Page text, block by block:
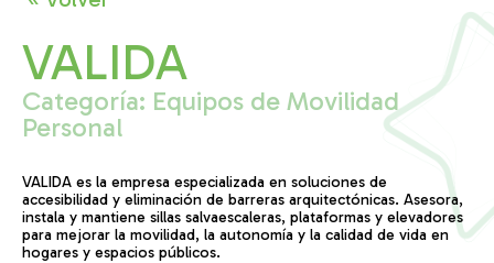
VALIDA
Categoría: Equipos de Movilidad
Personal
VALIDA es la empresa especializada en soluciones de
accesibilidad y eliminación de barreras arquitectónicas. Asesora,
instala y mantiene sillas salvaescaleras, plataformas y elevadores
para mejorar la movilidad, la autonomía y la calidad de vida en
hogares y espacios públicos.